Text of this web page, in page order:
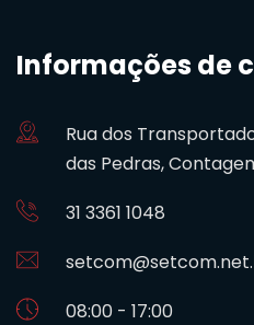
Informações de
Rua dos
das Pedras,
31 3361 1048
08:00 - 17:00